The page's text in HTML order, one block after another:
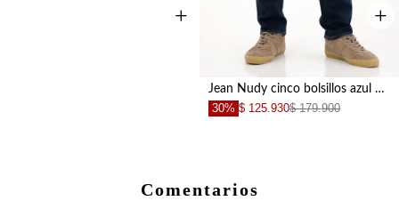
+ +
Jean Nudy cinco bolsillos azul oscuro para hombre
30% $ 125.930$ 179.900
Comentarios